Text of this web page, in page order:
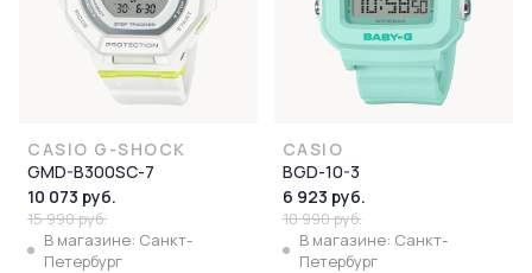
CASIO G-SHOCK
GMD-B300SC-7
10 073 руб.
15 990 руб.
В магазине: Санкт-
Петербург
CASIO
BGD-10-3
6 923 руб.
10 990 руб.
В магазине: Санкт-
Петербург